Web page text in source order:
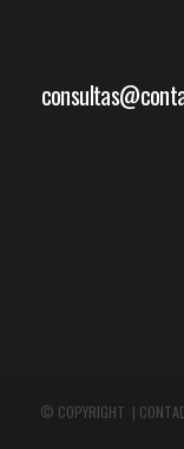
© COPYRIGHT |